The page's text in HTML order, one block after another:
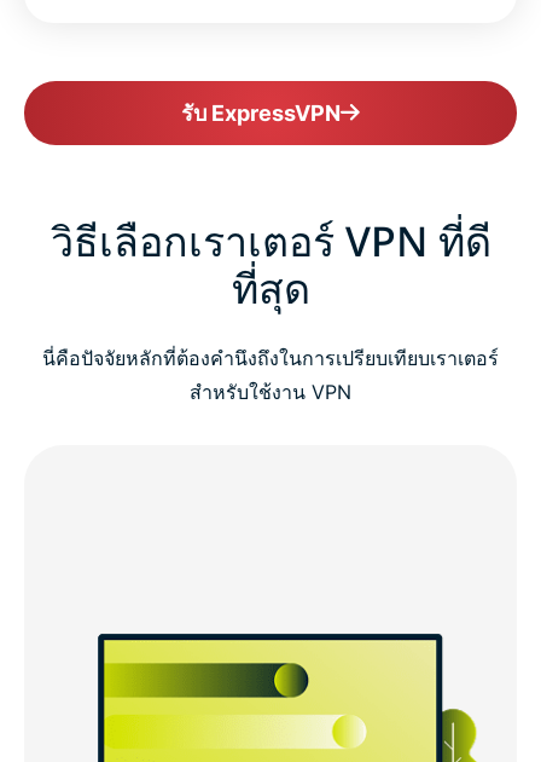
รับ ExpressVPN
วิธีเลือกเราเตอร์ VPN ที่ดี
ที่สุด
นี่คือปัจจัยหลักที่ต้องคำนึงถึงในการเปรียบเทียบเราเตอร์
สำหรับใช้งาน VPN